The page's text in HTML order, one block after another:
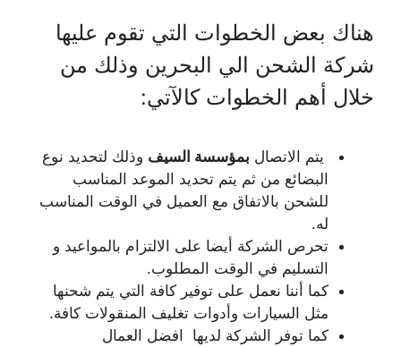
هناك بعض الخطوات التي تقوم عليها
شركة الشحن الي البحرين وذلك من
خلال أهم الخطوات كالآتي:
يتم الاتصال بمؤسسة السيف وذلك لتحديد نوع
البضائع من ثم يتم تحديد الموعد المناسب
للشحن بالاتفاق مع العميل في الوقت المناسب
له.
تحرص الشركة أيضا على الالتزام بالمواعيد و
التسليم في الوقت المطلوب.
كما أننا نعمل على توفير كافة التي يتم شحنها
مثل السيارات وأدوات تغليف المنقولات كافة.
كما توفر الشركة لديها افضل العمال